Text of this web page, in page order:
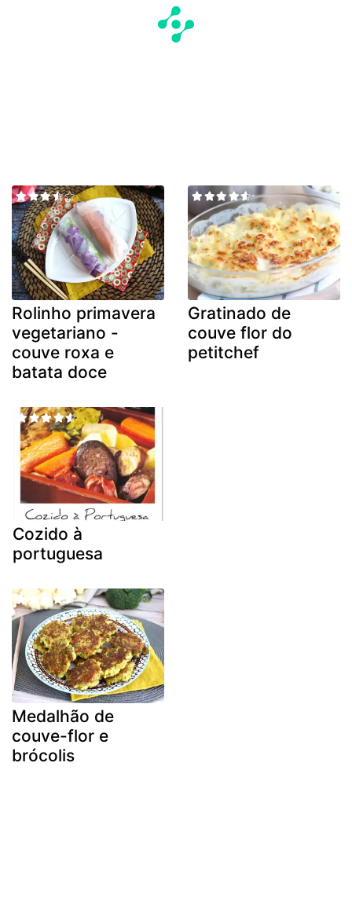
Rolinho primavera
vegetariano -
couve roxa e
batata doce
Gratinado de
couve flor do
petitchef
Cozido à
portuguesa
Medalhão de
couve-flor e
brócolis